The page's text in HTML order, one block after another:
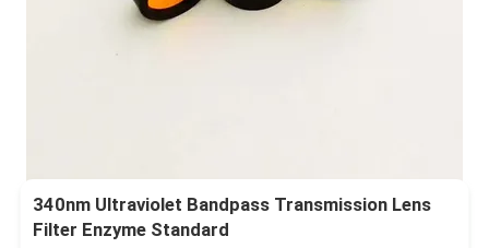
340nm Ultraviolet Bandpass Transmission Lens
Filter Enzyme Standard